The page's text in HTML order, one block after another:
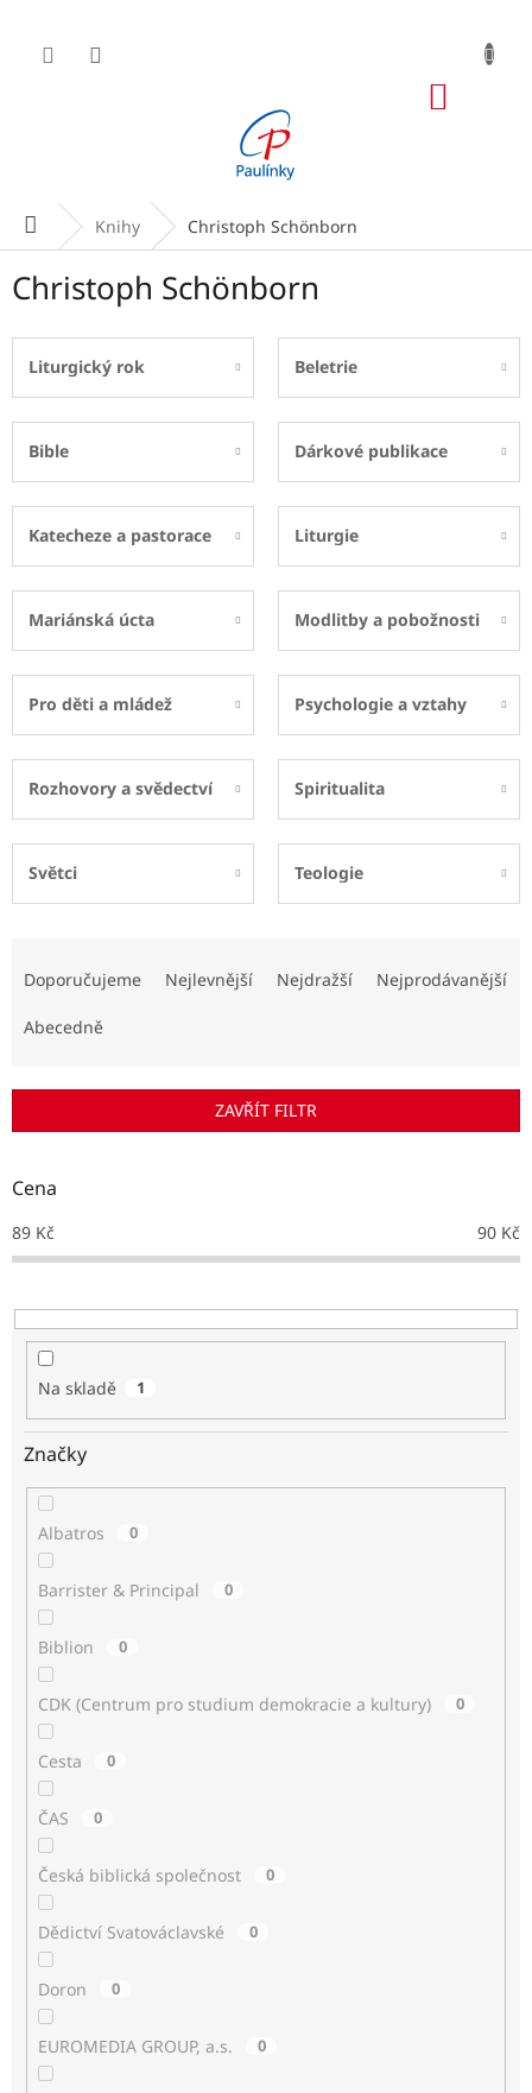
obsah
Domů Knihy Christoph Schönborn
Christoph Schönborn
Liturgický rok Beletrie
Bible Dárkové publikace
Katecheze a pastorace Liturgie
Mariánská úcta Modlitby a pobožnosti
Pro děti a mládež Psychologie a vztahy
Rozhovory a svědectví Spiritualita
Světci Teologie
r
d
k
t
Doporučujeme Nejlevnější Nejdražší Nejprodávanější
Abecedně
ZAVŘÍT FILTR
Cena
89 Kč 90 Kč
Na skladě 1
Značky
Albatros 0
Barrister & Principal 0
Biblion 0
CDK (Centrum pro studium demokracie a kultury) 0
Cesta 0
ČAS 0
Česká biblická společnost 0
Dědictví Svatováclavské 0
Doron 0
EUROMEDIA GROUP, a.s. 0